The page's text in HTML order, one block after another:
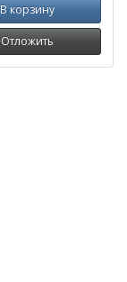
В корзину
Отложить